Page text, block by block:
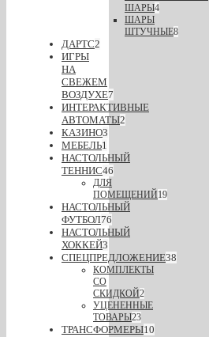
ШАРЫ4
ШАРЫ
ШТУЧНЫЕ8
ДАРТС2
ИГРЫ
НА
СВЕЖЕМ
ВОЗДУХЕ7
ИНТЕРАКТИВНЫЕ
АВТОМАТЫ2
КАЗИНО3
МЕБЕЛЬ1
НАСТОЛЬНЫЙ
ТЕННИС46
ДЛЯ
ПОМЕЩЕНИЙ19
НАСТОЛЬНЫЙ
ФУТБОЛ76
НАСТОЛЬНЫЙ
ХОККЕЙ3
СПЕЦПРЕДЛОЖЕНИЕ38
КОМПЛЕКТЫ
СО
СКИДКОЙ2
УЦЕНЕННЫЕ
ТОВАРЫ23
ТРАНСФОРМЕРЫ10